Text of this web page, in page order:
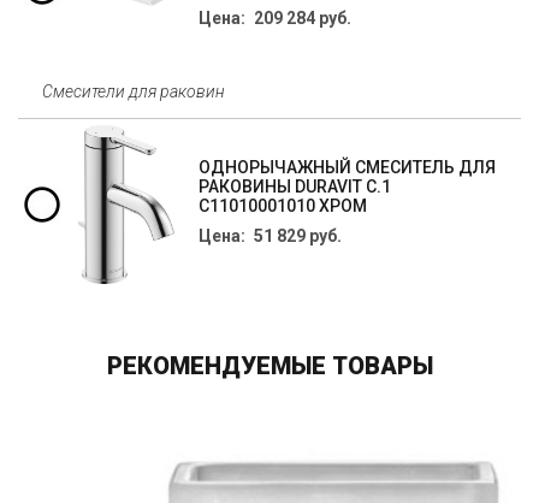
Цена: 209 284 руб.
Смесители для раковин
ОДНОРЫЧАЖНЫЙ СМЕСИТЕЛЬ ДЛЯ
РАКОВИНЫ DURAVIT С.1
C11010001010 ХРОМ
Цена: 51 829 руб.
РЕКОМЕНДУЕМЫЕ ТОВАРЫ